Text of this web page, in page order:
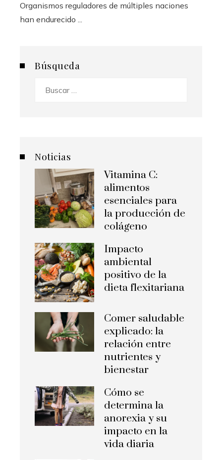
Organismos reguladores de múltiples naciones
han endurecido ...
Búsqueda
Noticias
Vitamina C:
alimentos
esenciales para
la producción de
colágeno
Impacto
ambiental
positivo de la
dieta flexitariana
Comer saludable
explicado: la
relación entre
nutrientes y
bienestar
Cómo se
determina la
anorexia y su
impacto en la
vida diaria